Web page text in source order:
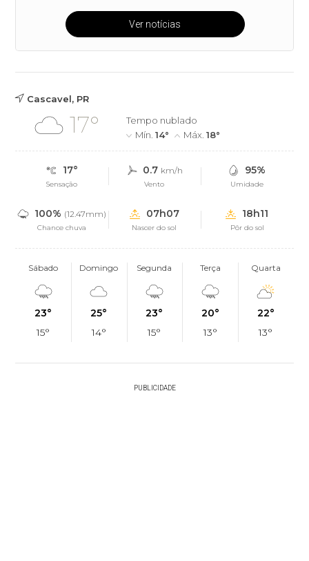
Ver notícias
Cascavel, PR
17°
Tempo nublado
Mín.14° Máx.18°
17°
Sensação
0.7 km/h
Vento
95%
Umidade
100% (12.47mm)
Chance chuva
07h07
Nascer do sol
18h11
Pôr do sol
Sábado
23°
15°
Domingo
25°
14°
Segunda
23°
15°
Terça
20°
13°
Quarta
22°
13°
PUBLICIDADE